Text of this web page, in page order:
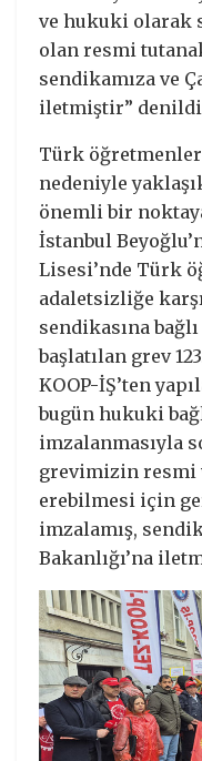
ve hukuki olarak
olan resmi
sendikamıza ve
iletmiştir”
Türk
nedeniyle
önemli bir
İstanbul
Lisesi’nde Türk
adaletsizliğe
sendikasına
başlatılan grev
KOOP-İŞ’ten
bugün hukuki
imzalanmasıyla
grevimizin resmi
erebilmesi için
imzalamış,
Bakanlığı’na